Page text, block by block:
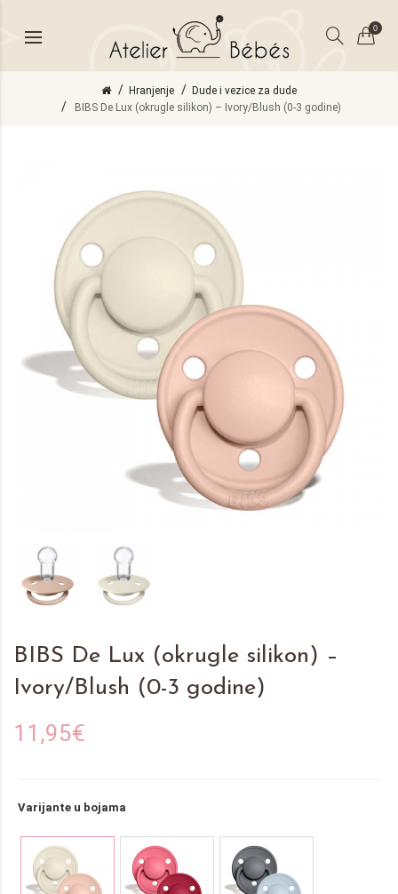
0
Hranjenje
Dude i vezice za dude
BIBS De Lux (okrugle silikon) – Ivory/Blush (0-3 godine)
BIBS De Lux (okrugle silikon) –
Ivory/Blush (0-3 godine)
11,95€
Varijante u bojama